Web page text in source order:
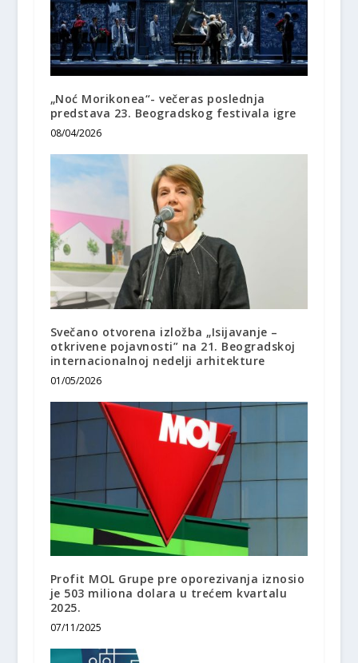
„Noć Morikonea“- večeras poslednja
predstava 23. Beogradskog festivala igre
08/04/2026
Svečano otvorena izložba „Isijavanje –
otkrivene pojavnosti” na 21. Beogradskoj
internacionalnoj nedelji arhitekture
01/05/2026
Profit MOL Grupe pre oporezivanja iznosio
je 503 miliona dolara u trećem kvartalu
2025.
07/11/2025